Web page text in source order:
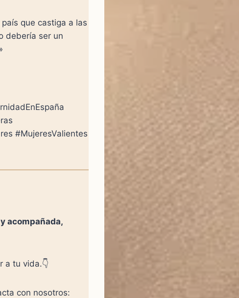
que castiga a las
debería ser un
#MujeresValientes
acompañada,
a tu vida.👇
con nosotros: